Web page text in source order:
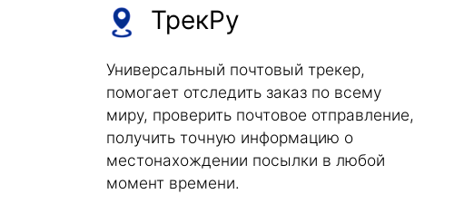
ТрекРу
Универсальный почтовый трекер,
помогает отследить заказ по всему
миру, проверить почтовое отправление,
получить точную информацию о
местонахождении посылки в любой
момент времени.